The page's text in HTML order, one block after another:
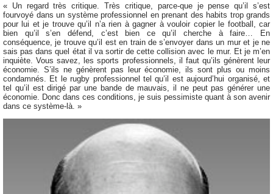
« Un regard très critique. Très critique, parce-que je pense qu’il s’est
fourvoyé dans un système professionnel en prenant des habits trop grands
pour lui et je trouve qu’il n’a rien à gagner à vouloir copier le football, car
bien qu’il s’en défend, c’est bien ce qu’il cherche à faire… En
conséquence, je trouve qu’il est en train de s’envoyer dans un mur et je ne
sais pas dans quel état il va sortir de cette collision avec le mur. Et je m’en
inquiète. Vous savez, les sports professionnels, il faut qu’ils génèrent leur
économie. S’ils ne génèrent pas leur économie, ils sont plus ou moins
condamnés. Et le rugby professionnel tel qu’il est aujourd’hui organisé, et
tel qu’il est dirigé par une bande de mauvais, il ne peut pas générer une
économie. Donc dans ces conditions, je suis pessimiste quant à son avenir
dans ce système-là. »